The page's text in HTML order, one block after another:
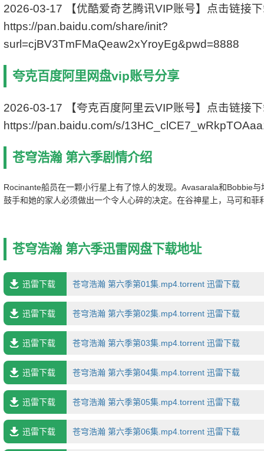
上映日期 2021-12-10(美国)
片 长 60分钟
主 演 索瑞·安达斯鲁/卡卡琪/约翰·威斯利·
蒂珀/纳丁·妮可/基翁·亚历山大/加布里埃尔·达尔
库/萨默·萨利姆/贾赛·蔡斯·欧文斯/Vanessa Smyt
2026-03-17 【优酷爱奇艺腾讯VIP账号】点击链接
https://pan.baidu.com/share/init?
surl=cjBV3TmFMaQeaw2xYroyEg&pwd=8888
夸克百度阿里网盘vip账号分享
2026-03-17 【夸克百度阿里云VIP账号】点击链接
https://pan.baidu.com/s/
苍穹浩瀚 第六季剧情介绍
Rocinante船员在一颗小行星上有了惊人的发现。Avasarala和Bobbie
鼓手和她的家人必须做出一个令人心碎的决定。在谷神星上，马可和菲
苍穹浩瀚 第六季迅雷网盘下载地址
迅雷下载 苍穹浩瀚 第六季第01集.mp4.torrent 迅雷下载
迅雷下载 苍穹浩瀚 第六季第02集.mp4.torrent 迅雷下载
迅雷下载 苍穹浩瀚 第六季第03集.mp4.torrent 迅雷下载
迅雷下载 苍穹浩瀚 第六季第04集.mp4.torrent 迅雷下载
迅雷下载 苍穹浩瀚 第六季第05集.mp4.torrent 迅雷下载
迅雷下载 苍穹浩瀚 第六季第06集.mp4.torrent 迅雷下载